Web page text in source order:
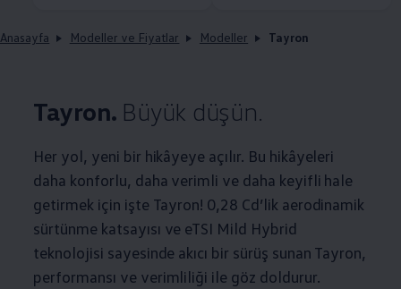
Anasayfa Modeller ve Fiyatlar Modeller Tayron
Tayron. Büyük düşün.
Her yol, yeni bir hikâyeye açılır. Bu hikâyeleri
daha konforlu, daha verimli ve daha keyifli hale
getirmek için işte Tayron! 0,28 Cd’lik aerodinamik
sürtünme katsayısı ve eTSI Mild Hybrid
teknolojisi sayesinde akıcı bir sürüş sunan Tayron,
performansı ve verimliliği ile göz doldurur.